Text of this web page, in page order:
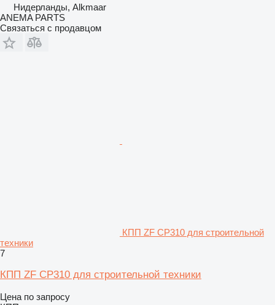
Нидерланды, Alkmaar
ANEMA PARTS
Связаться с продавцом
КПП ZF CP310 для строительной
техники
7
КПП ZF CP310 для строительной техники
Цена по запросу